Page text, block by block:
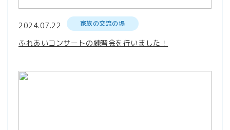
2024.07.22 家族の交流の場
ふれあいコンサートの練習会を行いました！